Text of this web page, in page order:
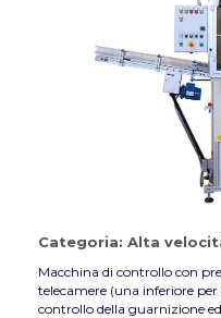
Categoria: Alta
Macchina di controllo con
telecamere (una inferiore
controllo della guarnizione